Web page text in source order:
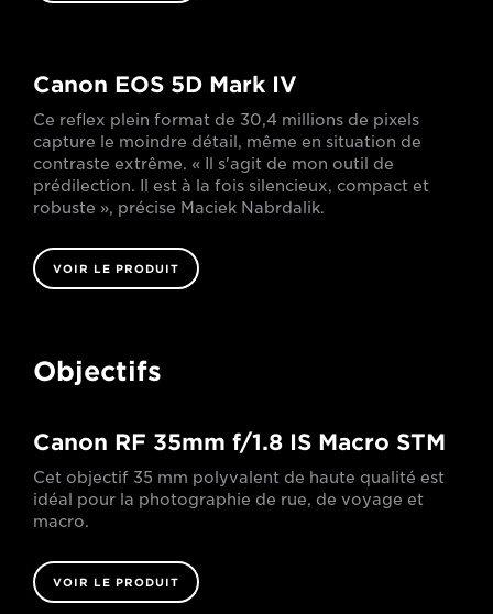
Canon EOS 5D Mark IV
Ce reflex plein format de 30,4 millions de pixels
capture le moindre détail, même en situation de
contraste extrême. « Il s'agit de mon outil de
prédilection. Il est à la fois silencieux, compact et
robuste », précise Maciek Nabrdalik.
VOIR LE PRODUIT
Objectifs
Canon RF 35mm f/1.8 IS Macro STM
Cet objectif 35 mm polyvalent de haute qualité est
idéal pour la photographie de rue, de voyage et
macro.
VOIR LE PRODUIT